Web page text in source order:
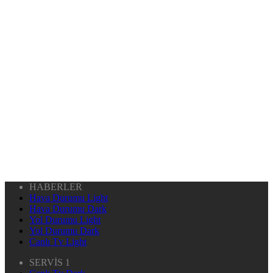
HABERLER
Hava Durumu Light
Hava Durumu Dark
Yol Durumu Light
Yol Durumu Dark
Canlı Tv Light
SERVİS 1